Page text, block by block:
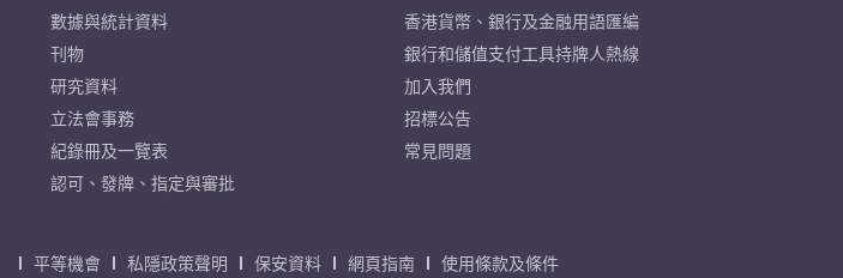
數據與統計資料
刊物
研究資料
立法會事務
紀錄冊及一覽表
認可、發牌、指定與審批
香港貨幣、銀行及金融用語匯編
銀行和儲值支付工具持牌人熱線
加入我們
招標公告
常見問題
平等機會 私隱政策聲明 保安資料 網頁指南 使用條款及條件